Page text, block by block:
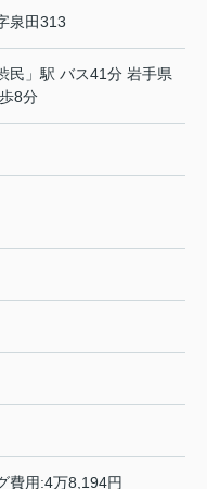
泉田313
民 」駅 バス41分 岩手県
8分
費用:4万8,194円